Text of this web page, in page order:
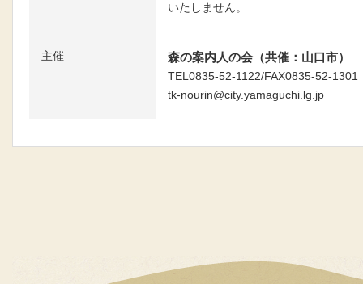
いたしません。
主催 森の案内人の会（共催：山口市）
TEL0835-52-1122/FAX0835-52-1301
tk-nourin@city.yamaguchi.lg.jp